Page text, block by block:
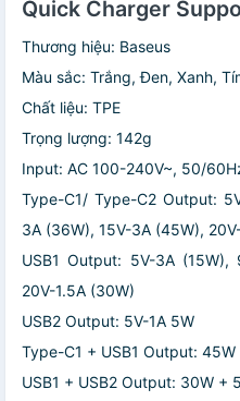
Quick Charger
Thương hiệu: Baseus
Màu sắc: Trắng, Đen, Xanh,
Chất liệu: TPE
Trọng lượng: 142g
Input: AC 100-240V~, 50/
Type-C1/ Type-C2 Output:
3A (36W), 15V-3A (45W),
USB1 Output: 5V-3A (15W),
20V-1.5A (30W)
USB2 Output: 5V-1A 5W
Type-C1 + USB1 Output: 45W
USB1 + USB2 Output: 30W +